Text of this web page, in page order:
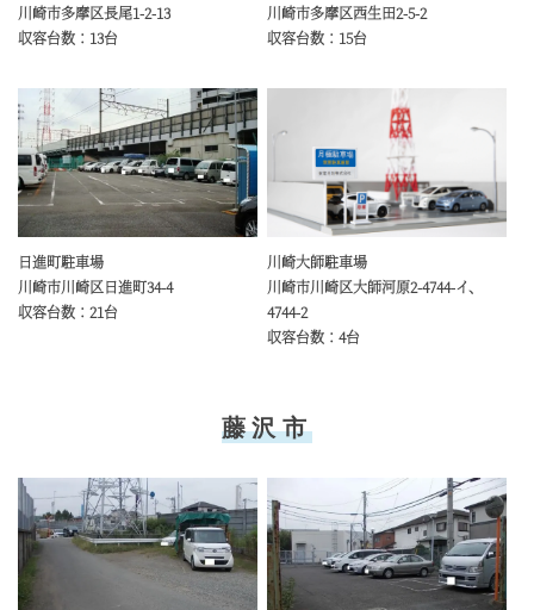
川崎市多摩区長尾1-2-13
収容台数：13台
川崎市多摩区西生田2-5-2
収容台数：15台
日進町駐車場
川崎市川崎区日進町34-4
収容台数：21台
川崎大師駐車場
川崎市川崎区大師河原2-4744-イ、
4744-2
収容台数：4台
藤沢市